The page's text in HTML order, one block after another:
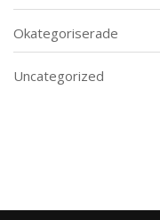
Okategoriserade
Uncategorized